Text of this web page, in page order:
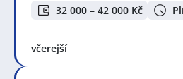
32 000 – 42 000 Kč
včerejší